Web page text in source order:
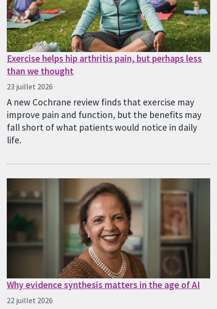
Exercise helps hip arthritis pain, but perhaps less
than we thought
23 juillet 2026
A new Cochrane review finds that exercise may
improve pain and function, but the benefits may
fall short of what patients would notice in daily
life.
Why evidence synthesis matters in the age of AI
22 juillet 2026